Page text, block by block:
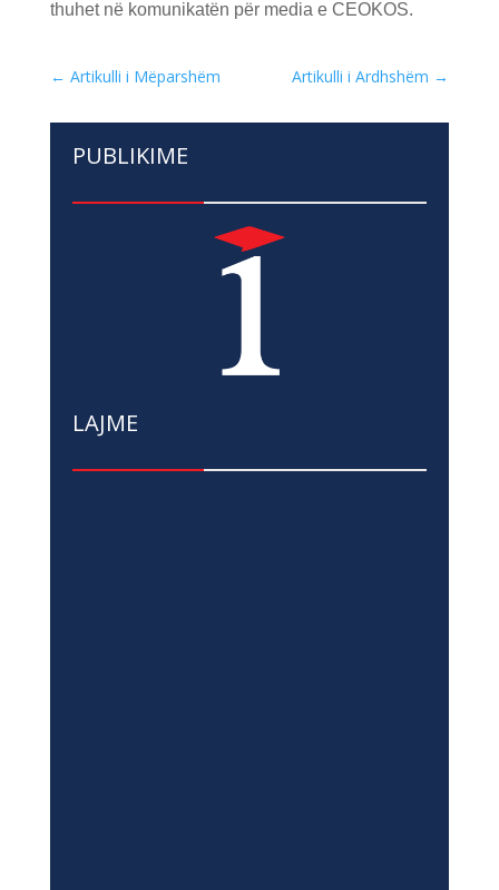
thuhet në komunikatën për media e CEOKOS.
← Artikulli i Mëparshëm Artikulli i Ardhshëm →
PUBLIKIME
LAJME